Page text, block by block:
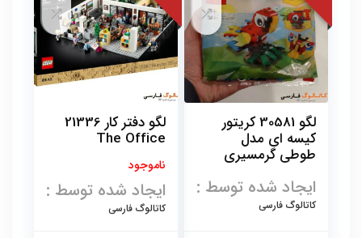
لگو 30581 کریتور
کیسه ای مدل
طوطی گرمسیری
ایجاد شده توسط :
کاتالوگ فارسی
لگو دفتر کار 21336
The Office
ناموجود
ایجاد شده توسط :
کاتالوگ فارسی